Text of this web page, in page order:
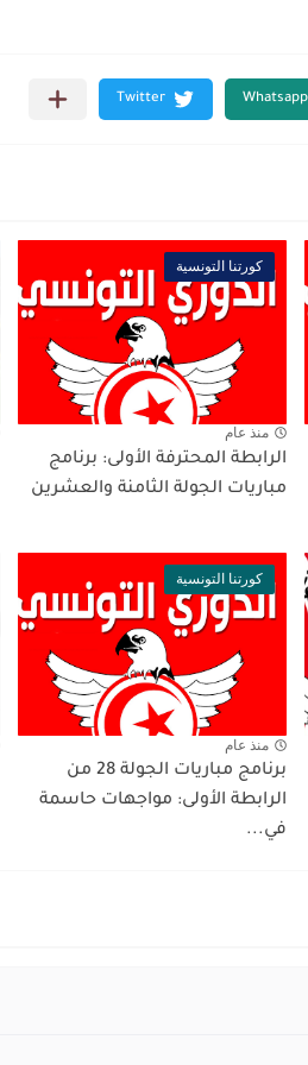
كورتنا التونسية
منذ عام
الرابطة المحترفة الأولى: برنامج
مباريات الجولة الثامنة والعشرين
كورتنا التونسية
منذ عام
برنامج مباريات الجولة 28 من
الرابطة الأولى: مواجهات حاسمة
في...